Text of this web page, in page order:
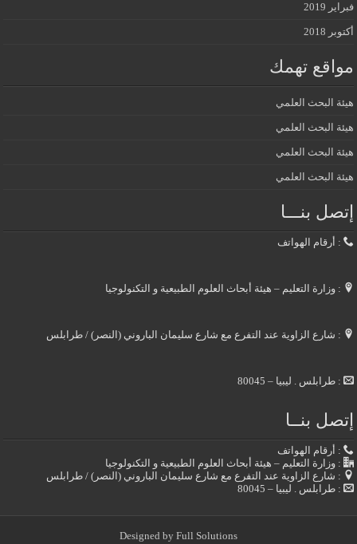
فبراير 2019
أكتوبر 2018
مواقع تهمك
هيئة البحث العلمي
هيئة البحث العلمي
هيئة البحث العلمي
هيئة البحث العلمي
إتصل بنـــا
: أرقام الهواتف
: وزارة التعليم – هيئة أبحاث العلوم الطبيعية و التكنولوجيا
: شارع الزاوية عند التفرع مع شارع سليمان الباروني (النصر) / طرابلس
: طرابلس . ليبيا – 80045
إتصل بنــا
: أرقام الهواتف
: وزارة التعليم – هيئة أبحاث العلوم الطبيعية و التكنولوجيا
: شارع الزاوية عند التفرع مع شارع سليمان الباروني (النصر) / طرابلس
: طرابلس . ليبيا – 80045
Designed by Full Solutions